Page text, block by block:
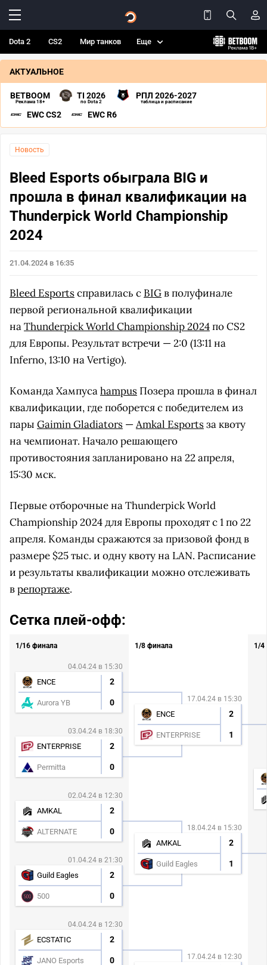
Dota 2 CS2 Мир танков Еще
АКТУАЛЬНОЕ
BETBOOM
Реклама 18+
TI 2026
по Dota 2
РПЛ 2026-2027
таблица и расписание
EWC CS2 EWC R6
Новость
Bleed Esports обыграла BIG и
прошла в финал квалификации на
Thunderpick World Championship
2024
21.04.2024 в 16:35
Bleed Esportsсправилась с BIGв полуфинале
первой региональной квалификации
наThunderpick World Championship 2024по CS2
для Европы. Результат встречи — 2:0 (13:11 на
Inferno, 13:10 на Vertigo).
Команда Хампусаhampus Позера прошла в финал
квалификации, где поборется с победителем из
пары Gaimin Gladiators —Amkal Esportsза квоту
на чемпионат. Начало решающего
противостояния запланировано на 22 апреля,
15:30 мск.
Первые отборочные на Thunderpick World
Championship 2024 для Европы проходят с 1 по 22
апреля. Команды сражаются за призовой фонд в
размере $25 тыс. и одну квоту на LAN. Расписание
и результаты квалификации можно отслеживать
врепортаже.
Сетка плей-офф:
1/16 финала
04.04.24 в 15:30
ENCE 2
Aurora YB 0
03.04.24 в 18:30
ENTERPRISE 2
Permitta 0
02.04.24 в 12:30
AMKAL 2
ALTERNATE 0
01.04.24 в 21:30
Guild Eagles 2
500 0
04.04.24 в 12:30
ECSTATIC 2
JANO Esports 0
1/8 финала
17.04.24 в 15:30
ENCE 2
ENTERPRISE 1
18.04.24 в 15:30
AMKAL 2
Guild Eagles 1
17.04.24 в 12:30
1/4